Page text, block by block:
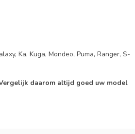
Ka, Kuga, Mondeo, Puma, Ranger, S-
daarom altijd goed uw model